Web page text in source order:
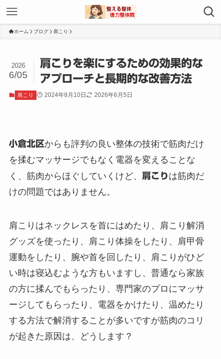
ホーム ブログ 肩こり
肩こりを楽にするための効果的な
アプローチと長期的な改善方法
2026
6/05
肩こり 2024年8月10日 2026年6月5日
小倉北区からも評判の良い整体の技術で筋肉だけ
を揉むマッサージでもなく電器を変えることな
く、筋肉からほぐしていくけど、 肩こりは筋肉だ
けの問題ではありません。
肩こりはネックレスを首にはめたり、肩こり解消
グッズを使ったり、肩こり体操をしたり、肩甲骨
運動をしたり、腕や首を回したり、肩こりがひど
い時は寝込むような方もいますし、普通なら家族
の方に揉んでもらったり、専門家のプロにマッサ
ージしてもらったり、電器をかけたり、温めたり
する方法で解消することが多いですが筋肉のコリ
が起きた原因は、どうします？